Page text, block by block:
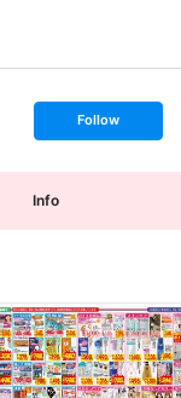
s
t
o
Follow
Info